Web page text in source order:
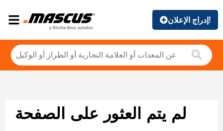
إدراج الإعلان!
لم يتم العثور على الصفحة